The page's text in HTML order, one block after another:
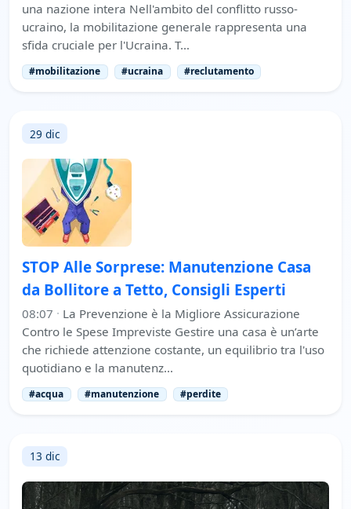
una nazione intera Nell'ambito del conflitto russo-
ucraino, la mobilitazione generale rappresenta una
sfida cruciale per l'Ucraina. T…
#mobilitazione #ucraina #reclutamento
29 dic
STOP Alle Sorprese: Manutenzione Casa
da Bollitore a Tetto, Consigli Esperti
08:07 · La Prevenzione è la Migliore Assicurazione
Contro le Spese Impreviste Gestire una casa è un’arte
che richiede attenzione costante, un equilibrio tra l'uso
quotidiano e la manutenz…
#acqua #manutenzione #perdite
13 dic